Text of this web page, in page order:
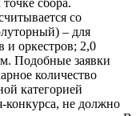
со
– для
и оркестров; 2,0
Подобные заявки
количество
категорией
конкурса, не должно